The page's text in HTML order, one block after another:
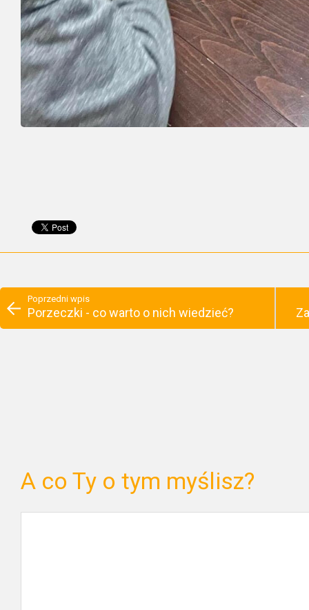
Poprzedni wpis
Porzeczki - co warto o nich wiedzieć?
A co Ty o tym myślisz?